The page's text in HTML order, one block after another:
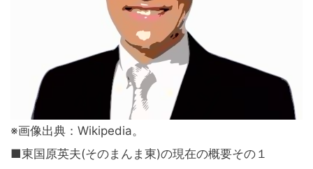
※画像出典：Wikipedia。
■東国原英夫(そのまんま東)の現在の概要その１